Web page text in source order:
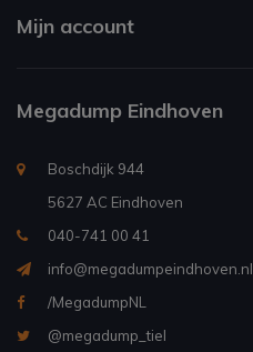
Mijn account
Megadump Eindhoven
Boschdijk 944
5627 AC Eindhoven
040-741 00 41
info@megadumpeindhoven.nl
/MegadumpNL
@megadump_tiel